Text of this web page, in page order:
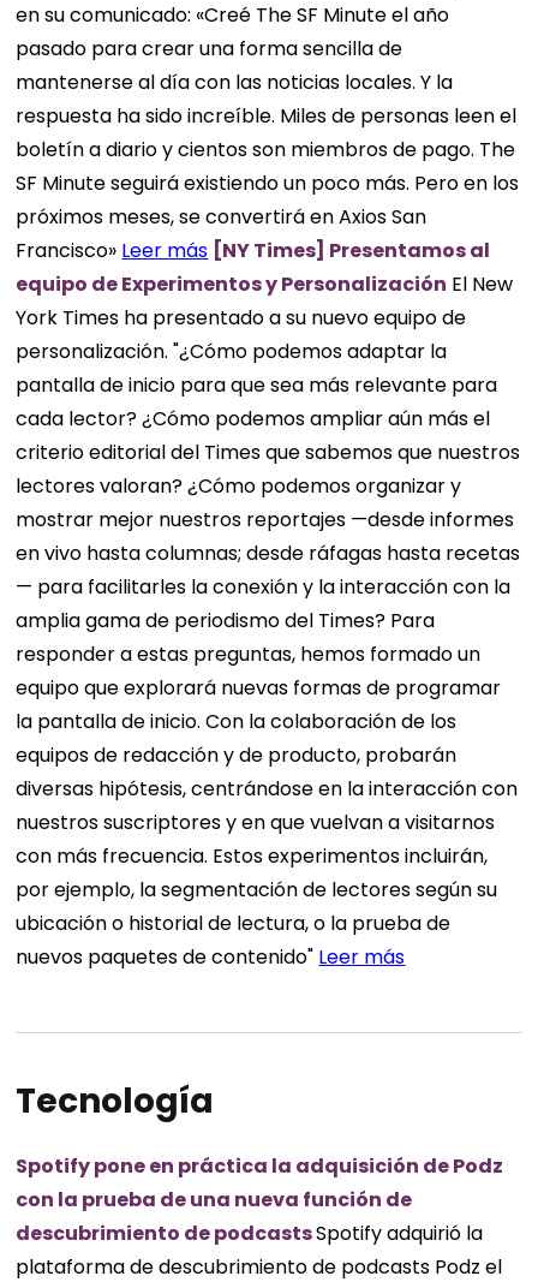
en su comunicado: «Creé The SF Minute el año
pasado para crear una forma sencilla de
mantenerse al día con las noticias locales. Y la
respuesta ha sido increíble. Miles de personas leen el
boletín a diario y cientos son miembros de pago. The
SF Minute seguirá existiendo un poco más. Pero en los
próximos meses, se convertirá en Axios San
Francisco» Leer más [NY Times] Presentamos al
equipo de Experimentos y Personalización El New
York Times ha presentado a su nuevo equipo de
personalización. "¿Cómo podemos adaptar la
pantalla de inicio para que sea más relevante para
cada lector? ¿Cómo podemos ampliar aún más el
criterio editorial del Times que sabemos que nuestros
lectores valoran? ¿Cómo podemos organizar y
mostrar mejor nuestros reportajes —desde informes
en vivo hasta columnas; desde ráfagas hasta recetas
— para facilitarles la conexión y la interacción con la
amplia gama de periodismo del Times? Para
responder a estas preguntas, hemos formado un
equipo que explorará nuevas formas de programar
la pantalla de inicio. Con la colaboración de los
equipos de redacción y de producto, probarán
diversas hipótesis, centrándose en la interacción con
nuestros suscriptores y en que vuelvan a visitarnos
con más frecuencia. Estos experimentos incluirán,
por ejemplo, la segmentación de lectores según su
ubicación o historial de lectura, o la prueba de
nuevos paquetes de contenido" Leer más
Tecnología
Spotify pone en práctica la adquisición de Podz
con la prueba de una nueva función de
descubrimiento de podcastsSpotify adquirió la
plataforma de descubrimiento de podcasts Podz el